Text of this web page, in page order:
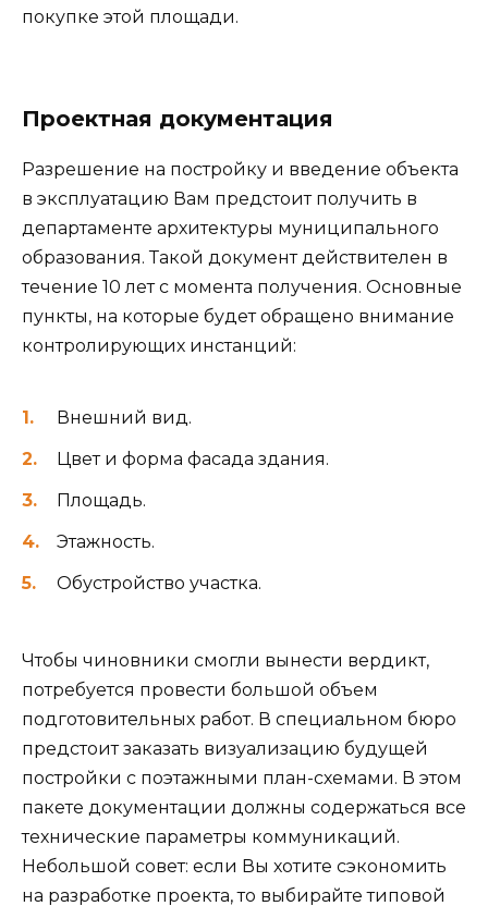
покупке этой площади.
Проектная документация
Разрешение на постройку и введение объекта
в эксплуатацию Вам предстоит получить в
департаменте архитектуры муниципального
образования. Такой документ действителен в
течение 10 лет с момента получения. Основные
пункты, на которые будет обращено внимание
контролирующих инстанций:
Внешний вид.
Цвет и форма фасада здания.
Площадь.
Этажность.
Обустройство участка.
Чтобы чиновники смогли вынести вердикт,
потребуется провести большой объем
подготовительных работ. В специальном бюро
предстоит заказать визуализацию будущей
постройки с поэтажными план-схемами. В этом
пакете документации должны содержаться все
технические параметры коммуникаций.
Небольшой совет: если Вы хотите сэкономить
на разработке проекта, то выбирайте типовой